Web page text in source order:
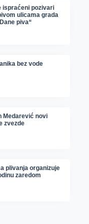
ispraćeni pozivari
ulicama grada
piva“
bez vode
Medarević novi
zvezde
plivanja organizuje
zaredom